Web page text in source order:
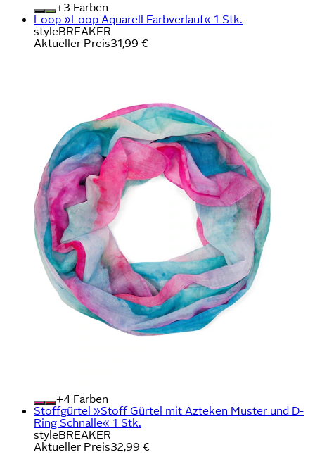
+
Farben
Loop »Loop Aquarell Farbverlauf« 1 Stk.
styleBREAKER
Aktueller Preis31,99 €
+
Farben
Stoffgürtel »Stoff Gürtel mit Azteken Muster und D-
Ring Schnalle« 1 Stk.
styleBREAKER
Aktueller Preis32,99 €